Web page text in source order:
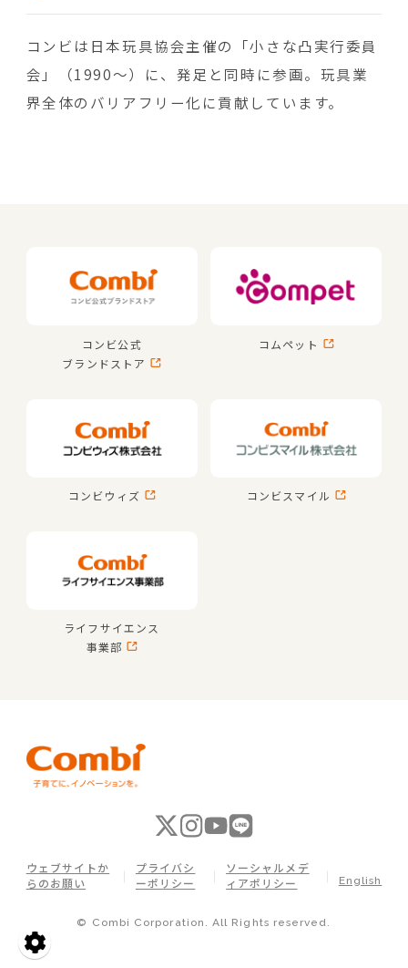
コンビは日本玩具協会主催の「小さな凸実行委員
会」（1990～）に、発足と同時に参画。玩具業
界全体のバリアフリー化に貢献しています。
コンビ公式
ブランドストア
コムペット
コンビウィズ コンビスマイル
ライフサイエンス
事業部
© Combi Corporation. All Rights reserved.
ウェブサイトか
らのお願い
プライバシ
ーポリシー
ソーシャルメデ
ィアポリシー
English